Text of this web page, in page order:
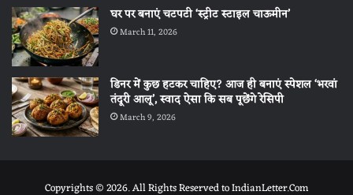
घर पर बनाएं चटपटी ‘स्ट्रीट स्टाइल चाऊमीन’
March 11, 2026
डिनर में कुछ हटकर चाहिए? आज ही बनाएं स्पेशल ‘भरवां
तंदूरी आलू’, स्वाद ऐसा कि सब पूछेंगे रेसिपी
March 9, 2026
Copyrights © 2026. All Rights Reserved to IndianLetter.Com